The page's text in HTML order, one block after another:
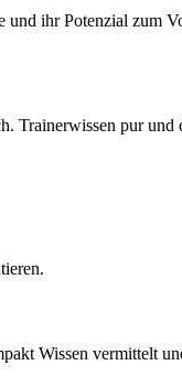
ihr Potenzial zum
Trainerwissen pur und
Wissen vermittelt